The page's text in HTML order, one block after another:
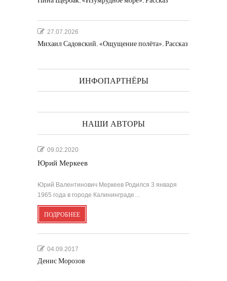
27.07.2026
Михаил Садовский. «Ощущение полёта». Рассказ
ИНФОПАРТНЁРЫ
НАШИ АВТОРЫ
09.02.2020
Юрий Меркеев
Юрий Валентинович Меркеев Родился 3 января
1965 года в городе Калининграде…
ПОДРОБНЕЕ
04.09.2017
Денис Морозов